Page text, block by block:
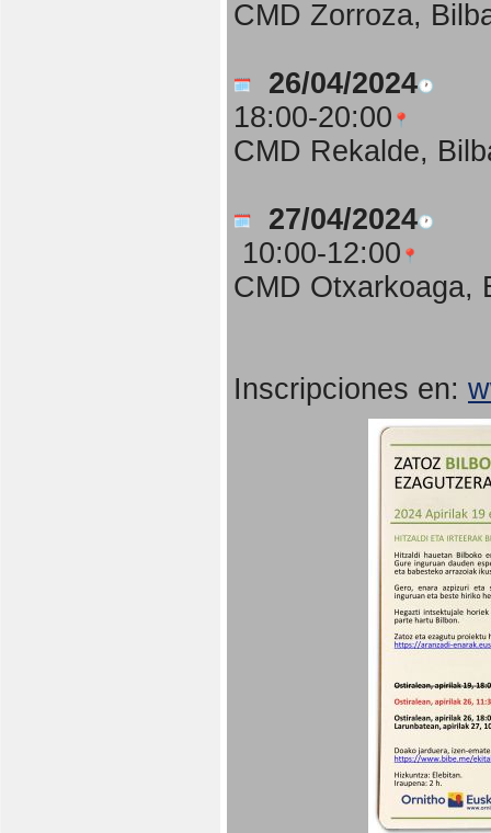
CMD Zorroza,
26/04/2024
18:00-20:00
CMD Rekalde,
27/04/2024
10:00-12:00
CMD Otxarkoaga,
Inscripciones en: